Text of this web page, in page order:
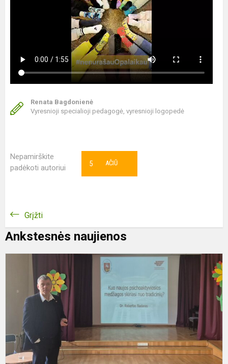
Renata Bagdonienė
Vyresnioji specialioji pedagogė, vyresnioji logopedė
Nepamirškite
padėkoti autoriui
AČIŪ
5
Grįžti
Ankstesnės naujienos